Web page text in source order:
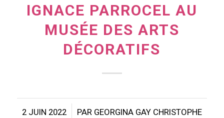
IGNACE PARROCEL AU
MUSÉE DES ARTS
DÉCORATIFS
2 JUIN 2022
/ PAR GEORGINA GAY CHRISTOPHE